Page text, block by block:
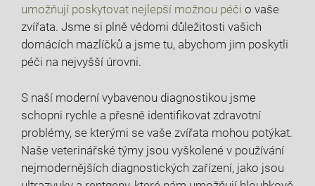
umožňují poskytovat nejlepší možnou péči o vaše
zvířata. Jsme si plně vědomi důležitosti vašich
domácích mazlíčků a jsme tu, abychom jim poskytli
péči na nejvyšší úrovni.
S naší moderní vybavenou diagnostikou jsme
schopni rychle a přesně identifikovat zdravotní
problémy, se kterými se vaše zvířata mohou potýkat.
Naše veterinářské týmy jsou vyškolené v používání
nejmodernějších diagnostických zařízení, jako jsou